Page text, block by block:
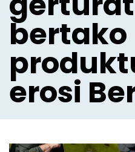
bertako
erosi